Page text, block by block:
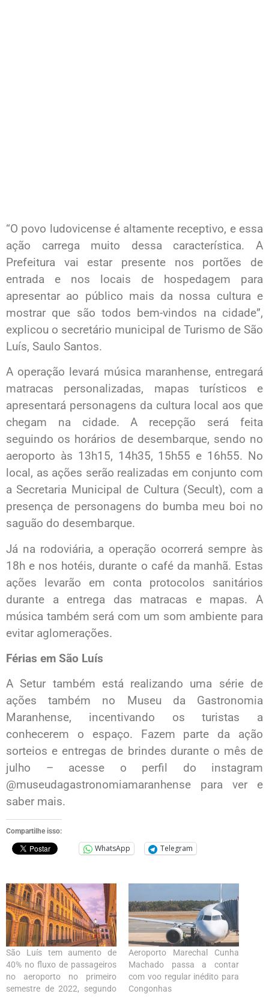
“O povo ludovicense é altamente receptivo, e essa
ação carrega muito dessa característica. A
Prefeitura vai estar presente nos portões de
entrada e nos locais de hospedagem para
apresentar ao público mais da nossa cultura e
mostrar que são todos bem-vindos na cidade”,
explicou o secretário municipal de Turismo de São
Luís, Saulo Santos.
A operação levará música maranhense, entregará
matracas personalizadas, mapas turísticos e
apresentará personagens da cultura local aos que
chegam na cidade. A recepção será feita
seguindo os horários de desembarque, sendo no
aeroporto às 13h15, 14h35, 15h55 e 16h55. No
local, as ações serão realizadas em conjunto com
a Secretaria Municipal de Cultura (Secult), com a
presença de personagens do bumba meu boi no
saguão do desembarque.
Já na rodoviária, a operação ocorrerá sempre às
18h e nos hotéis, durante o café da manhã. Estas
ações levarão em conta protocolos sanitários
durante a entrega das matracas e mapas. A
música também será com um som ambiente para
evitar aglomerações.
Férias em São Luís
A Setur também está realizando uma série de
ações também no Museu da Gastronomia
Maranhense, incentivando os turistas a
conhecerem o espaço. Fazem parte da ação
sorteios e entregas de brindes durante o mês de
julho – acesse o perfil do instagram
@museudagastronomiamaranhense para ver e
saber mais.
Compartilhe isso:
WhatsApp Telegram
São Luís tem aumento de
40% no fluxo de passageiros
no aeroporto no primeiro
semestre de 2022, segundo
Aeroporto Marechal Cunha
Machado passa a contar
com voo regular inédito para
Congonhas